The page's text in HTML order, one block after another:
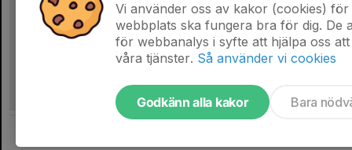
15 apr 2025
Vi använder oss av kakor (cookies)
webbplats ska fungera bra för dig. De
för webbanalys i syfte att hjälpa oss
våra tjänster. Så använder vi cookies
Godkänn alla kakor Bara